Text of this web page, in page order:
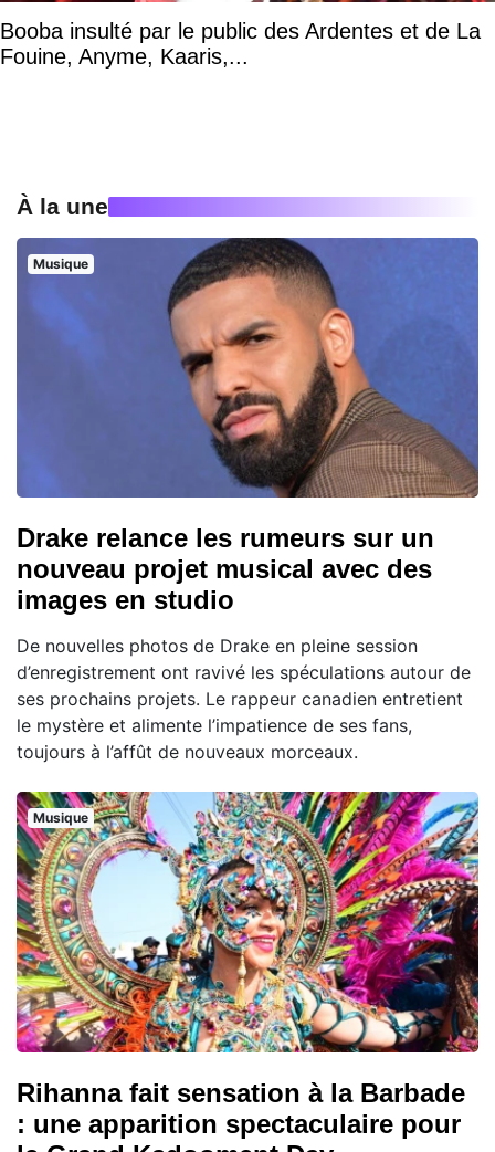
Booba insulté par le public des Ardentes et de La
Fouine, Anyme, Kaaris,...
À la une
Musique
Drake relance les rumeurs sur un
nouveau projet musical avec des
images en studio
De nouvelles photos de Drake en pleine session
d’enregistrement ont ravivé les spéculations autour de
ses prochains projets. Le rappeur canadien entretient
le mystère et alimente l’impatience de ses fans,
toujours à l’affût de nouveaux morceaux.
Musique
Rihanna fait sensation à la Barbade
: une apparition spectaculaire pour